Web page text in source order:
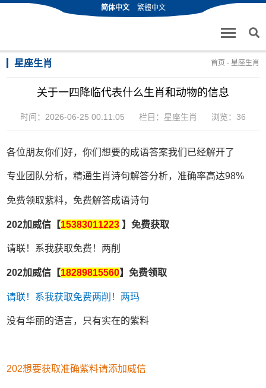
简体中文 繁體中文
星座生肖 首页 - 星座生肖
关于一四降临代表什么生肖和动物的信息
时间：2026-06-25 00:11:05 栏目： 星座生肖 浏览：36
各位朋友你们好，你们想要的成语答案我们已经解开了
专业团队分析，精通生肖诗句解答分析，准确率高达98%
免费领取紫料，免费解答成语诗句
202加威信【15383011223 】免费获取
请联！系我获取免费！两削
202加威信【18289815560】免费领取
请联！系我获取免费两削！两玛
没有华丽的语言，只有实在的紫料
202想要获取准确紫料请添加威信